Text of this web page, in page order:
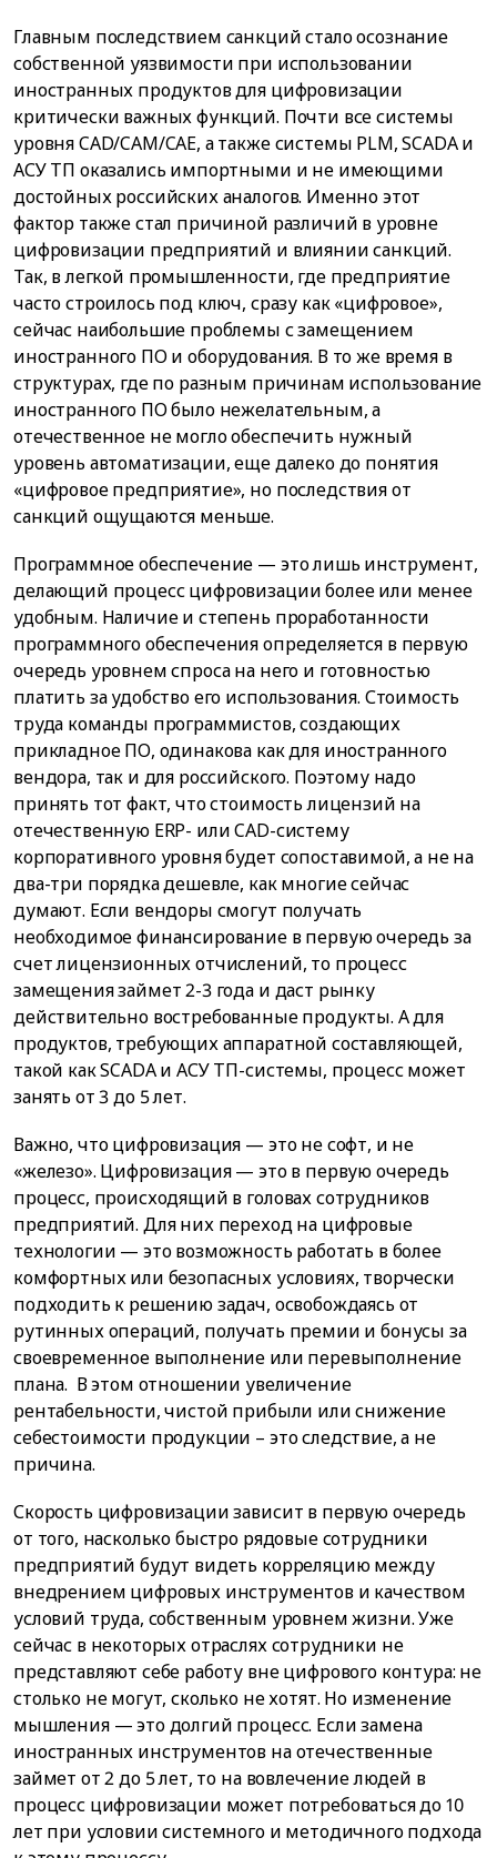
Главным последствием санкций стало осознание
собственной уязвимости при использовании
иностранных продуктов для цифровизации
критически важных функций. Почти все системы
уровня CAD/CAM/CAE, а также системы PLM, SCADA и
АСУ ТП оказались импортными и не имеющими
достойных российских аналогов. Именно этот
фактор также стал причиной различий в уровне
цифровизации предприятий и влиянии санкций.
Так, в легкой промышленности, где предприятие
часто строилось под ключ, сразу как «цифровое»,
сейчас наибольшие проблемы с замещением
иностранного ПО и оборудования. В то же время в
структурах, где по разным причинам использование
иностранного ПО было нежелательным, а
отечественное не могло обеспечить нужный
уровень автоматизации, еще далеко до понятия
«цифровое предприятие», но последствия от
санкций ощущаются меньше.
Программное обеспечение — это лишь инструмент,
делающий процесс цифровизации более или менее
удобным. Наличие и степень проработанности
программного обеспечения определяется в первую
очередь уровнем спроса на него и готовностью
платить за удобство его использования. Стоимость
труда команды программистов, создающих
прикладное ПО, одинакова как для иностранного
вендора, так и для российского. Поэтому надо
принять тот факт, что стоимость лицензий на
отечественную ERP- или CAD-систему
корпоративного уровня будет сопоставимой, а не на
два-три порядка дешевле, как многие сейчас
думают. Если вендоры смогут получать
необходимое финансирование в первую очередь за
счет лицензионных отчислений, то процесс
замещения займет 2-3 года и даст рынку
действительно востребованные продукты. А для
продуктов, требующих аппаратной составляющей,
такой как SCADA и АСУ ТП-системы, процесс может
занять от 3 до 5 лет.
Важно, что цифровизация — это не софт, и не
«железо». Цифровизация — это в первую очередь
процесс, происходящий в головах сотрудников
предприятий. Для них переход на цифровые
технологии — это возможность работать в более
комфортных или безопасных условиях, творчески
подходить к решению задач, освобождаясь от
рутинных операций, получать премии и бонусы за
своевременное выполнение или перевыполнение
плана. В этом отношении увеличение
рентабельности, чистой прибыли или снижение
себестоимости продукции – это следствие, а не
причина.
Скорость цифровизации зависит в первую очередь
от того, насколько быстро рядовые сотрудники
предприятий будут видеть корреляцию между
внедрением цифровых инструментов и качеством
условий труда, собственным уровнем жизни. Уже
сейчас в некоторых отраслях сотрудники не
представляют себе работу вне цифрового контура: не
столько не могут, сколько не хотят. Но изменение
мышления — это долгий процесс. Если замена
иностранных инструментов на отечественные
займет от 2 до 5 лет, то на вовлечение людей в
процесс цифровизации может потребоваться до 10
лет при условии системного и методичного подхода